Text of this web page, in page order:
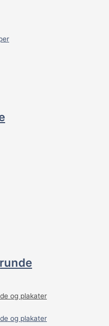
og plakater
og plakater